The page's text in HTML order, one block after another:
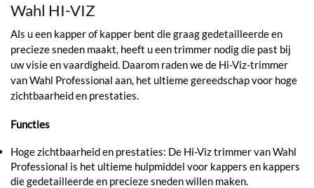
Wahl HI-VIZ
Als u een kapper of kapper bent die graag gedetailleerde en
precieze sneden maakt, heeft u een trimmer nodig die past bij
uw visie en vaardigheid. Daarom raden we de Hi-Viz-trimmer
van Wahl Professional aan, het ultieme gereedschap voor hoge
zichtbaarheid en prestaties.
Functies
Hoge zichtbaarheid en prestaties: De Hi-Viz trimmer van Wahl
Professional is het ultieme hulpmiddel voor kappers en kappers
die gedetailleerde en precieze sneden willen maken.